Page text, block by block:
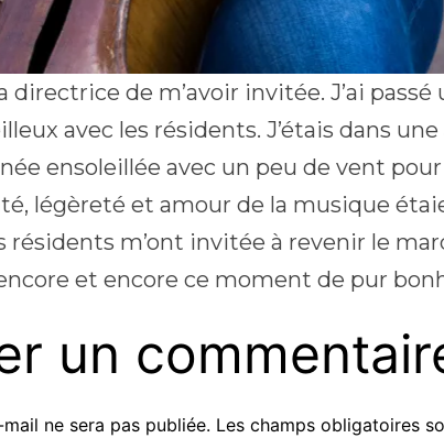
directrice de m’avoir invitée. J’ai
avec les résidents. J’étais dans
ensoleillée avec un peu de vent
légèreté et amour de la musique
résidents m’ont invitée à revenir le
et encore ce moment de pur
un
ne sera pas publiée. Les champs obligatoires